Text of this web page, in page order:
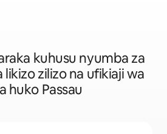
kuhusu nyumba za
likizo zilizo na ufikiaji wa
huko Passau